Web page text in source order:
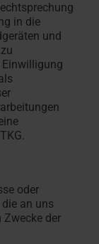
in die
und
oder
an uns
der